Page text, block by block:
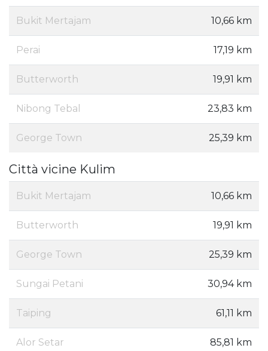
Bukit Mertajam 10,66 km
Perai 17,19 km
Butterworth 19,91 km
Nibong Tebal 23,83 km
George Town 25,39 km
Città vicine Kulim
Bukit Mertajam 10,66 km
Butterworth 19,91 km
George Town 25,39 km
Sungai Petani 30,94 km
Taiping 61,11 km
Alor Setar 85,81 km